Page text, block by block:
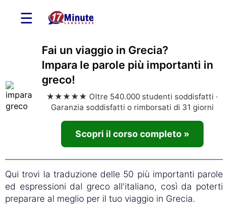
☰
Fai un viaggio in Grecia?
Impara le parole più importanti in
greco!
★★★★★ Oltre 540.000 studenti soddisfatti ·
Garanzia soddisfatti o rimborsati di 31 giorni
Scopri il corso completo »
Qui trovi la traduzione delle 50 più importanti parole
ed espressioni dal greco all'italiano, così da poterti
preparare al meglio per il tuo viaggio in Grecia.